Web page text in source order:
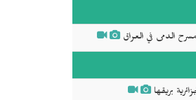
الدمى في العراق
بريقها